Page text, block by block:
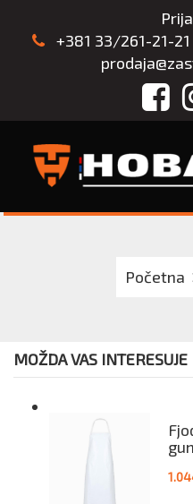
+381 33/261-21-21
Početna
MOŽDA VAS INTERESUJE